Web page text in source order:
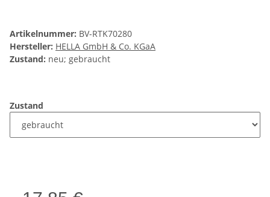
Artikelnummer: BV-RTK70280
Hersteller: HELLA GmbH & Co. KGaA
Zustand: neu; gebraucht
Zustand